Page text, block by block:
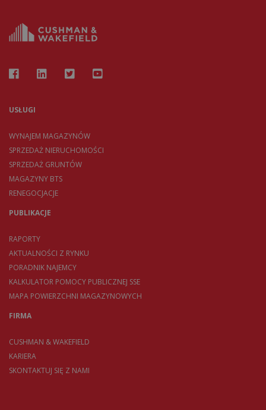
USŁUGI
WYNAJEM MAGAZYNÓW
SPRZEDAŻ NIERUCHOMOŚCI
SPRZEDAŻ GRUNTÓW
MAGAZYNY BTS
RENEGOCJACJE
PUBLIKACJE
RAPORTY
AKTUALNOŚCI Z RYNKU
PORADNIK NAJEMCY
KALKULATOR POMOCY PUBLICZNEJ SSE
MAPA POWIERZCHNI MAGAZYNOWYCH
FIRMA
CUSHMAN & WAKEFIELD
KARIERA
SKONTAKTUJ SIĘ Z NAMI